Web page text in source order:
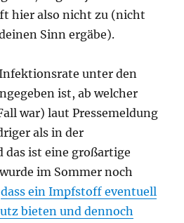
hier also nicht zu (nicht
Sinn ergäbe).
unter den
ist, ab welcher
war) laut Pressemeldung
als in der
das ist eine großartige
im Sommer noch
dass ein Impfstoff eventuell
bieten und dennoch